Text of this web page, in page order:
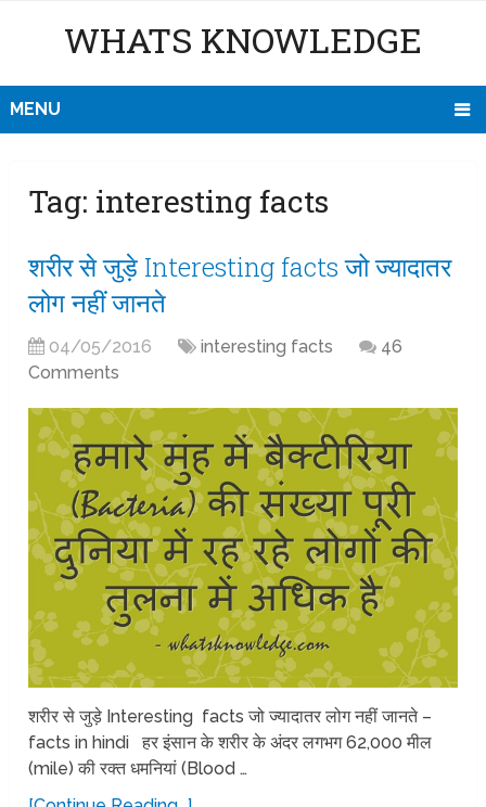
WHATS KNOWLEDGE
MENU
Tag: interesting facts
शरीर से जुड़े Interesting facts जो ज्यादातर
लोग नहीं जानते
04/05/2016 interesting facts
46
Comments
शरीर से जुड़े Interesting facts जो ज्यादातर लोग नहीं जानते –
facts in hindi हर इंसान के शरीर के अंदर लगभग 62,000 मील
(mile) की रक्त धमनियां (Blood …